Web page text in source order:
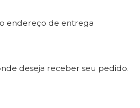
endereço de entrega
deseja receber seu pedido.